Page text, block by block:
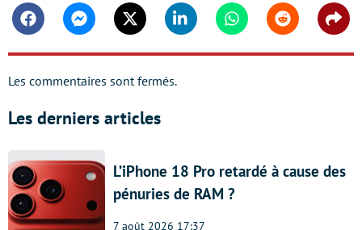
FacebookMessengerTwitter Linkedin WhatsappReddit
Les commentaires sont fermés.
Les derniers articles
L’iPhone 18 Pro retardé à cause des
pénuries de RAM ?
7 août 2026 17:37